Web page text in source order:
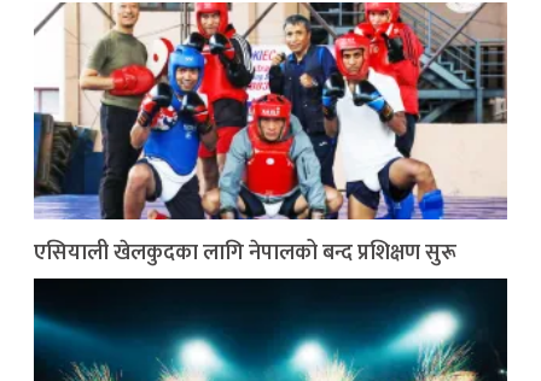
एसियाली खेलकुदका लागि नेपालको बन्द प्रशिक्षण सुरू